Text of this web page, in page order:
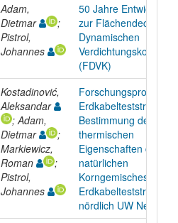
Adam,
Dietmar
;
Pistrol,
Johannes
50 Jahre
zur
Dynamischen
Verdichtungskontrolle
(FDVK)
Kostadinović,
Aleksandar
; Adam,
Dietmar
;
Markiewicz,
Roman
;
Pistrol,
Johannes
Forschungsprojekt
Erdkabelteststrecke :
Bestimmung der
thermischen
Eigenschaften des
natürlichen
Korngemisches
Erdkabelteststrecke
nördlich UW Neusiedl